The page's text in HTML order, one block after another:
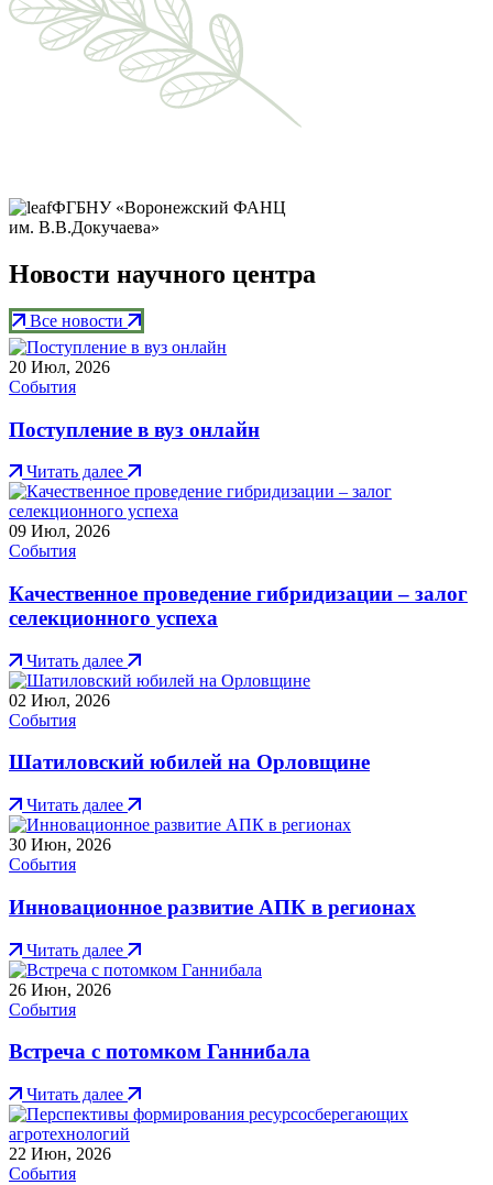
ФГБНУ «Воронежский ФАНЦ
им. В.В.Докучаева»
Новости научного центра
Все новости
20 Июл, 2026
События
Поступление в вуз онлайн
Читать далее
09 Июл, 2026
События
Качественное проведение гибридизации – залог
селекционного успеха
Читать далее
02 Июл, 2026
События
Шатиловский юбилей на Орловщине
Читать далее
30 Июн, 2026
События
Инновационное развитие АПК в регионах
Читать далее
26 Июн, 2026
События
Встреча с потомком Ганнибала
Читать далее
22 Июн, 2026
События